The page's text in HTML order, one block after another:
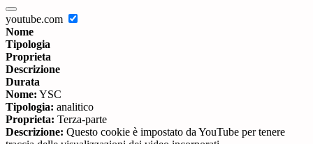
youtube.com
Nome
Tipologia
Proprieta
Descrizione
Durata
Nome: YSC
Tipologia: analitico
Proprieta: Terza-parte
Descrizione: Questo cookie è impostato da YouTube per tenere